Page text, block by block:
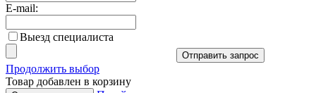
E-mail:
Выезд специалиста
Отправить запрос
Продолжить выбор
Товар добавлен в корзину